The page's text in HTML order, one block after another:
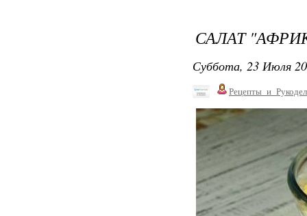
САЛАТ
Суббота, 23 Июля